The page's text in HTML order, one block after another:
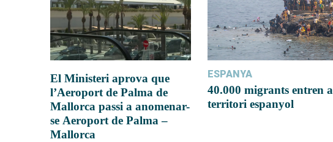
El Ministeri aprova que
l’Aeroport de Palma de
Mallorca passi a anomenar-
se Aeroport de Palma –
Mallorca
ESPANYA
40.000 migrants entren a
territori espanyol